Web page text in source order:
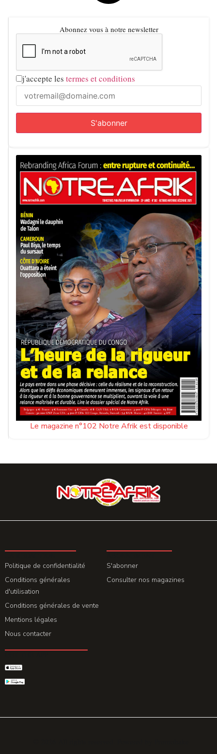
Abonnez vous à notre newsletter
j'accepte les termes et conditions
Le magazine n°102 Notre Afrik est disponible
Politique de confidentialité
Conditions générales
d'utilisation
Conditions générales de vente
Mentions légales
Nous contacter
S'abonner
Consulter nos magazines